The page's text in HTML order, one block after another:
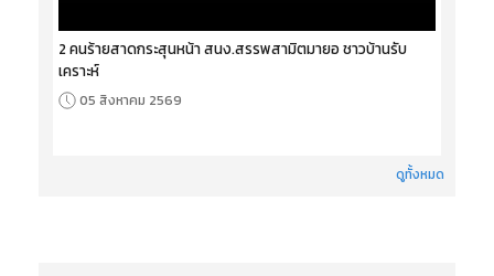
2 คนร้ายสาดกระสุนหน้า สนง.สรรพสามิตมายอ ชาวบ้านรับ
เคราะห์
05 สิงหาคม 2569
ดูทั้งหมด